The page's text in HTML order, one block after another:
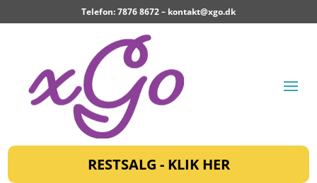
Telefon: 7876 8672 – kontakt@xgo.dk
RESTSALG - KLIK HER